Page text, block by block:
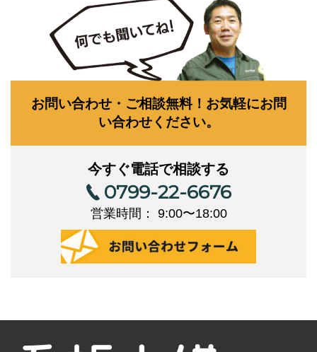
お問い合わせ・ご相談無料！お気軽にお問
い合わせください。
今すぐ電話で相談する
0799-22-6676
営業時間： 9:00〜18:00